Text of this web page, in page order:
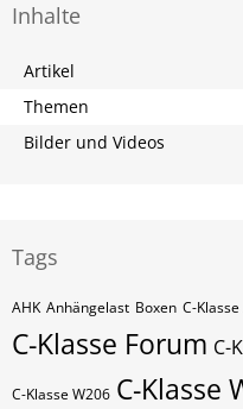
Inhalte
Artikel
Themen
Bilder und Videos
Tags
AHK Anhängelast Boxen C-Klasse
C-Klasse Forum C-
C-Klasse W206 C-Klasse